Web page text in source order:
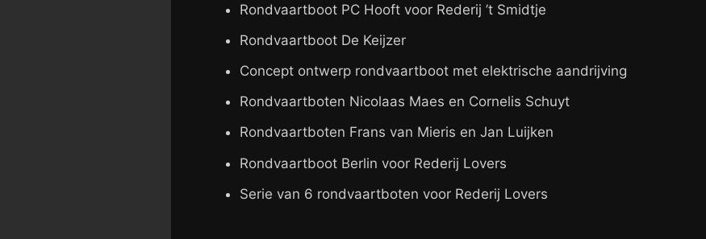
Rondvaartboot PC Hooft voor Rederij ’t Smidtje
Rondvaartboot De Keijzer
Concept ontwerp rondvaartboot met elektrische aandrijving
Rondvaartboten Nicolaas Maes en Cornelis Schuyt
Rondvaartboten Frans van Mieris en Jan Luijken
Rondvaartboot Berlin voor Rederij Lovers
Serie van 6 rondvaartboten voor Rederij Lovers